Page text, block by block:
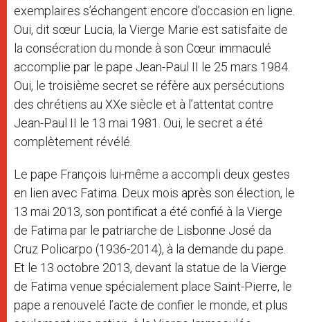
exemplaires s’échangent encore d’occasion en ligne.
Oui, dit sœur Lucia, la Vierge Marie est satisfaite de
la consécration du monde à son Cœur immaculé
accomplie par le pape Jean-Paul II le 25 mars 1984.
Oui, le troisième secret se réfère aux persécutions
des chrétiens au XXe siècle et à l’attentat contre
Jean-Paul II le 13 mai 1981. Oui, le secret a été
complètement révélé.
Le pape François lui-même a accompli deux gestes
en lien avec Fatima. Deux mois après son élection, le
13 mai 2013, son pontificat a été confié à la Vierge
de Fatima par le patriarche de Lisbonne José da
Cruz Policarpo (1936-2014), à la demande du pape.
Et le 13 octobre 2013, devant la statue de la Vierge
de Fatima venue spécialement place Saint-Pierre, le
pape a renouvelé l’acte de confier le monde, et plus